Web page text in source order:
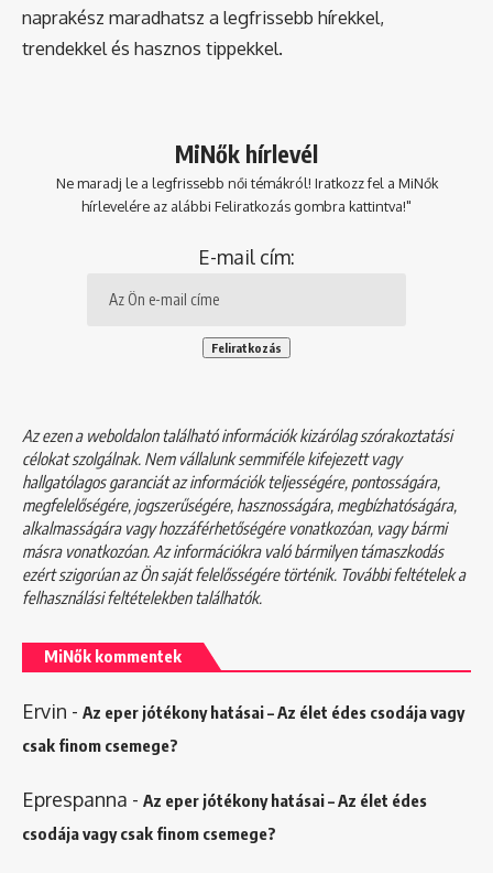
naprakész maradhatsz a legfrissebb hírekkel,
trendekkel és hasznos tippekkel.
MiNők hírlevél
Ne maradj le a legfrissebb női témákról! Iratkozz fel a MiNők
hírlevelére az alábbi Feliratkozás gombra kattintva!"
E-mail cím:
Az ezen a weboldalon található információk kizárólag szórakoztatási
célokat szolgálnak. Nem vállalunk semmiféle kifejezett vagy
hallgatólagos garanciát az információk teljességére, pontosságára,
megfelelőségére, jogszerűségére, hasznosságára, megbízhatóságára,
alkalmasságára vagy hozzáférhetőségére vonatkozóan, vagy bármi
másra vonatkozóan. Az információkra való bármilyen támaszkodás
ezért szigorúan az Ön saját felelősségére történik. További feltételek a
felhasználási feltételekbentalálhatók.
MiNők kommentek
Ervin - Az eper jótékony hatásai – Az élet édes csodája vagy
csak finom csemege?
Eprespanna - Az eper jótékony hatásai – Az élet édes
csodája vagy csak finom csemege?